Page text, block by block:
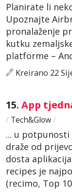
Planirate li
Upoznajte
pronalaženje
kutku
platforme –
Kreirano 22
15. App
/ Tech&Glow/
... u potpunosti
draže od
dosta
recipes je
(recimo, Top 10